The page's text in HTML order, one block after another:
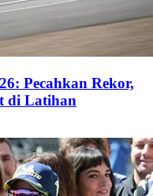
Pecahkan Rekor,
di Latihan